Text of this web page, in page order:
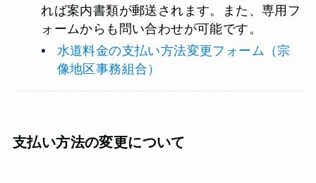
れば案内書類が郵送されます。また、専用フ
ォームからも問い合わせが可能です。
水道料金の支払い方法変更フォーム（宗
像地区事務組合）
支払い方法の変更について